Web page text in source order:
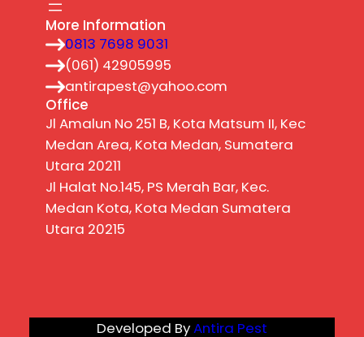
More Information
0813 7698 9031
(061) 42905995
antirapest@yahoo.com
Office
Jl Amalun No 251 B, Kota Matsum II, Kec
Medan Area, Kota Medan, Sumatera
Utara 20211
Jl Halat No.145, PS Merah Bar, Kec.
Medan Kota, Kota Medan Sumatera
Utara 20215
Developed ByAntira Pest